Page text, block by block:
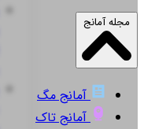
مجله آمانج
آمانج مگ
آمانج تاک